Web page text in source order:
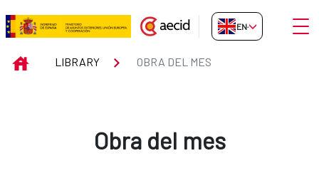
Skip to Main Content
Obra del mes
EN-GB
INICIOLIBRARY OBRA DEL MES
Obra del mes